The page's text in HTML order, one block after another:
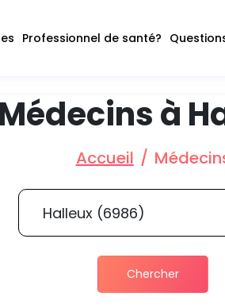
Professionnel de santé?
Médecins à
Accueil
Chercher